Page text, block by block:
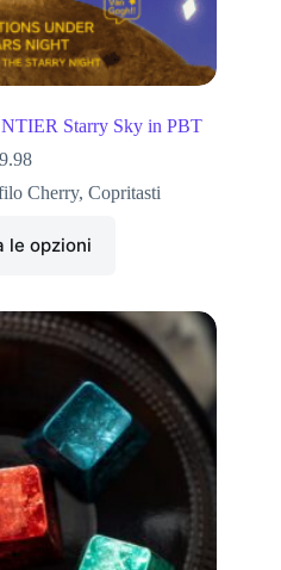
Starry Sky in PBT
Cherry, Copritasti
le opzioni